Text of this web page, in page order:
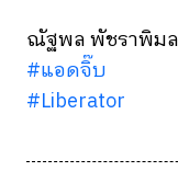
ณัฐพล พัชราพิมล
#แอดจิ๊บ
#Liberator